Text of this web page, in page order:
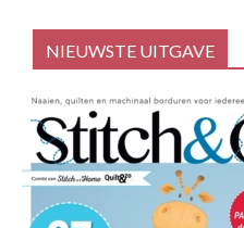
NIEUWSTE UITGAVE